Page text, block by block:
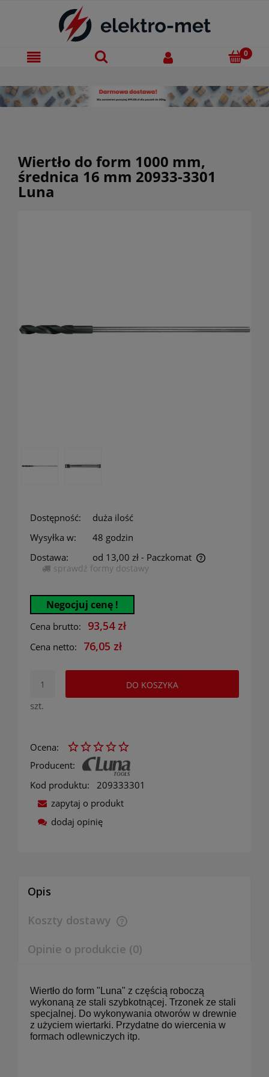
Wiertło do form 1000 mm,
średnica 16 mm 20933-3301
Luna
Dostępność:
duża ilość
Wysyłka w:
48 godzin
Dostawa:
od 13,00 zł - Paczkomat
Cena nie zawiera ewentualnych kosztów płatności
sprawdź formy dostawy
Negocjuj cenę !
Cena brutto: 93,54 zł
Cena netto: 76,05 zł
szt.
DO KOSZYKA
Ocena:
Producent:
Kod produktu:
209333301
zapytaj o produkt
dodaj opinię
Opis
Koszty dostawy
Cena nie zawiera ewentualnych kosztów płatności
Opinie o produkcie (0)
Wiertło do form "Luna" z częścią roboczą
wykonaną ze stali szybkotnącej. Trzonek ze stali
specjalnej. Do wykonywania otworów w drewnie
z użyciem wiertarki. Przydatne do wiercenia w
formach odlewniczych itp.